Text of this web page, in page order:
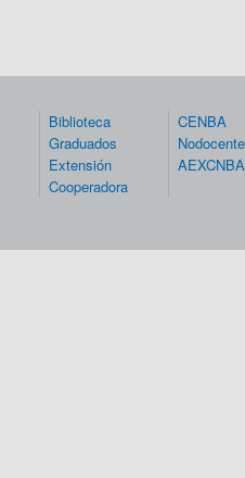
Biblioteca
Graduados
Extensión
Cooperadora
CENBA
AEXCNBA